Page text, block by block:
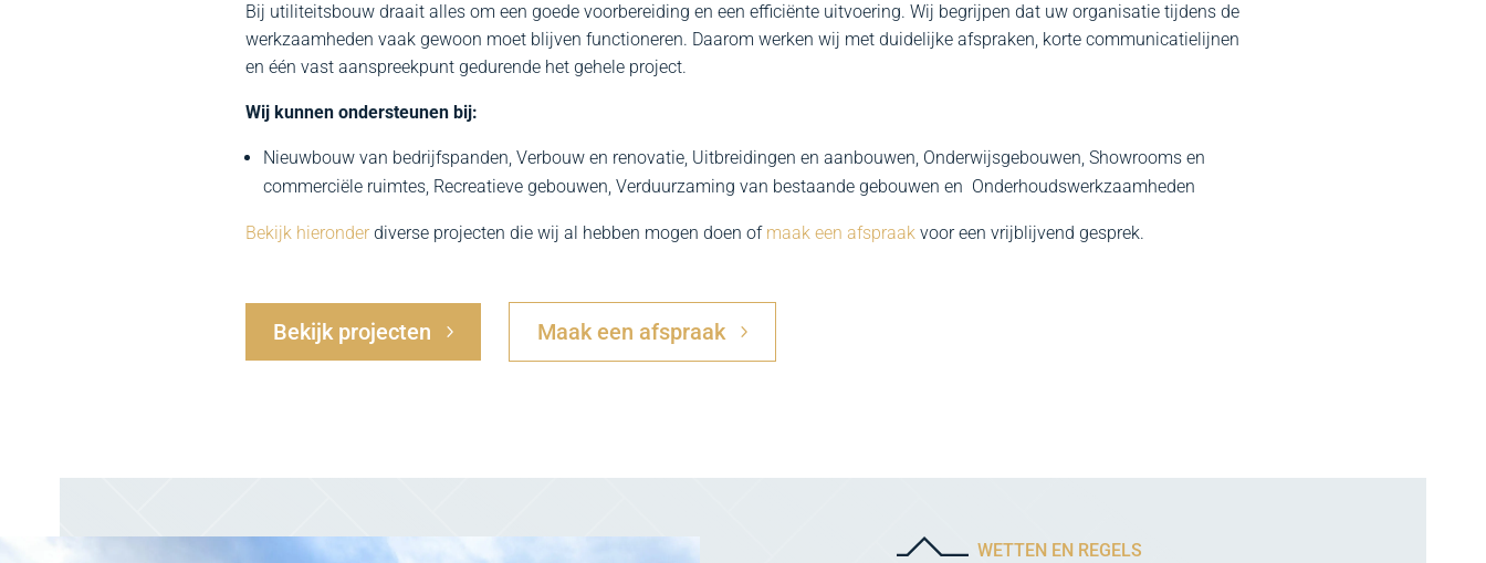
Bij utiliteitsbouw draait alles om een goede voorbereiding en een efficiënte uitvoering. Wij begrijpen dat uw organisatie tijdens de
werkzaamheden vaak gewoon moet blijven functioneren. Daarom werken wij met duidelijke afspraken, korte communicatielijnen
en één vast aanspreekpunt gedurende het gehele project.
Wij kunnen ondersteunen bij:
Nieuwbouw van bedrijfspanden, Verbouw en renovatie, Uitbreidingen en aanbouwen, Onderwijsgebouwen, Showrooms en
commerciële ruimtes, Recreatieve gebouwen, Verduurzaming van bestaande gebouwen en Onderhoudswerkzaamheden
Bekijk hieronder diverse projecten die wij al hebben mogen doen of maak een afspraak voor een vrijblijvend gesprek.
Bekijk projecten Maak een afspraak
WETTEN EN REGELS